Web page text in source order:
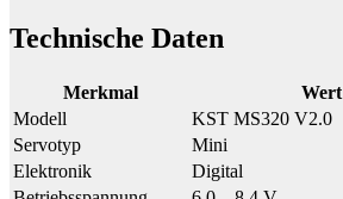
Technische Daten
Merkmal
Wert
Modell
KST MS320 V2.0
Servotyp
Mini
Elektronik
Digital